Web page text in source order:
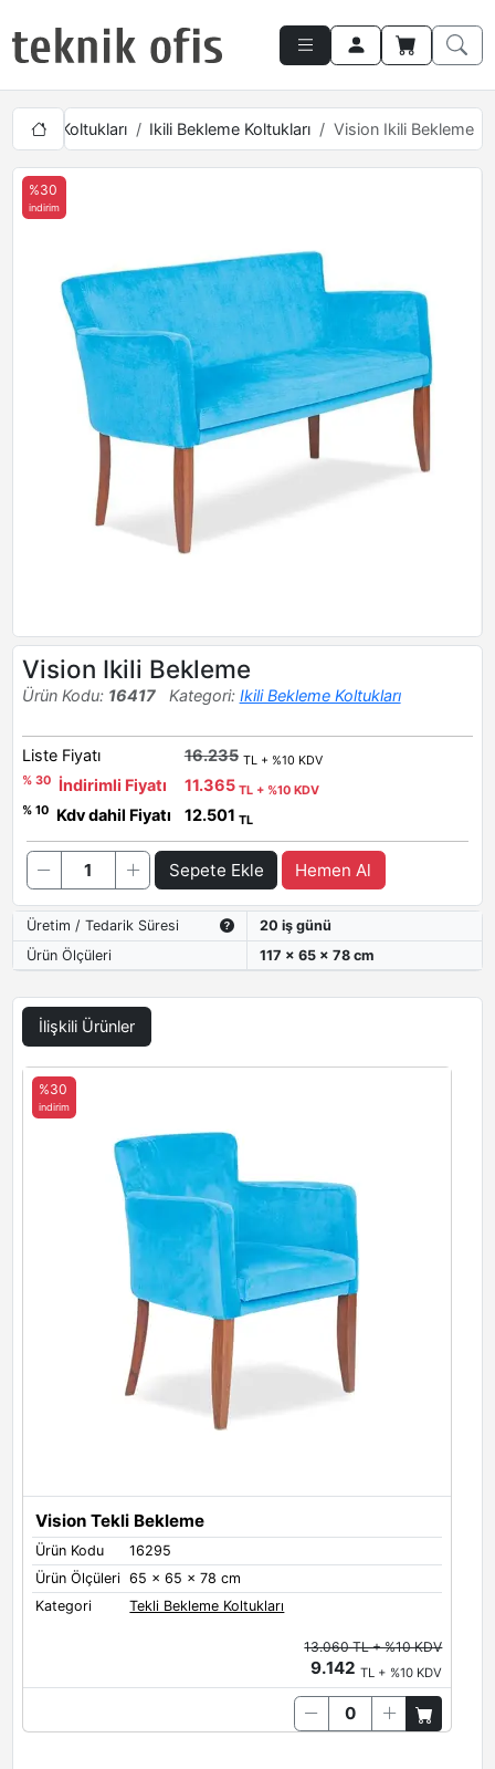
Koltukları Ikili Bekleme Koltukları Vision Ikili Bekleme
%30
indirim
Vision Ikili Bekleme
Ürün Kodu: 16417 Kategori: Ikili Bekleme Koltukları
Liste Fiyatı 16.235 TL + %10 KDV
% 30
İndirimli Fiyatı 11.365 TL + %10 KDV
% 10
Kdv dahil Fiyatı 12.501 TL
Sepete Ekle Hemen Al
Üretim / Tedarik Süresi
20 iş günü
Ürün Ölçüleri
117 x 65 x 78 cm
İlişkili Ürünler
Vision Tekli Bekleme
Ürün Kodu
16295
Ürün Ölçüleri 65 x 65 x 78 cm
Kategori
Tekli Bekleme Koltukları
%30
indirim
13.060 TL + %10 KDV
9.142TL + %10 KDV